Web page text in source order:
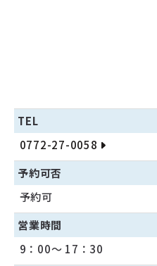
TEL
0772-27-0058
予約可否
予約可
営業時間
9：00～ 17：30